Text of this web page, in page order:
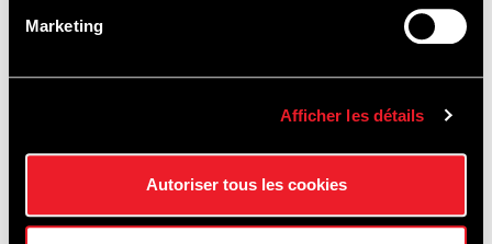
Marketing
Afficher les détails
Autoriser tous les cookies
TRACK
EXPERIENCES